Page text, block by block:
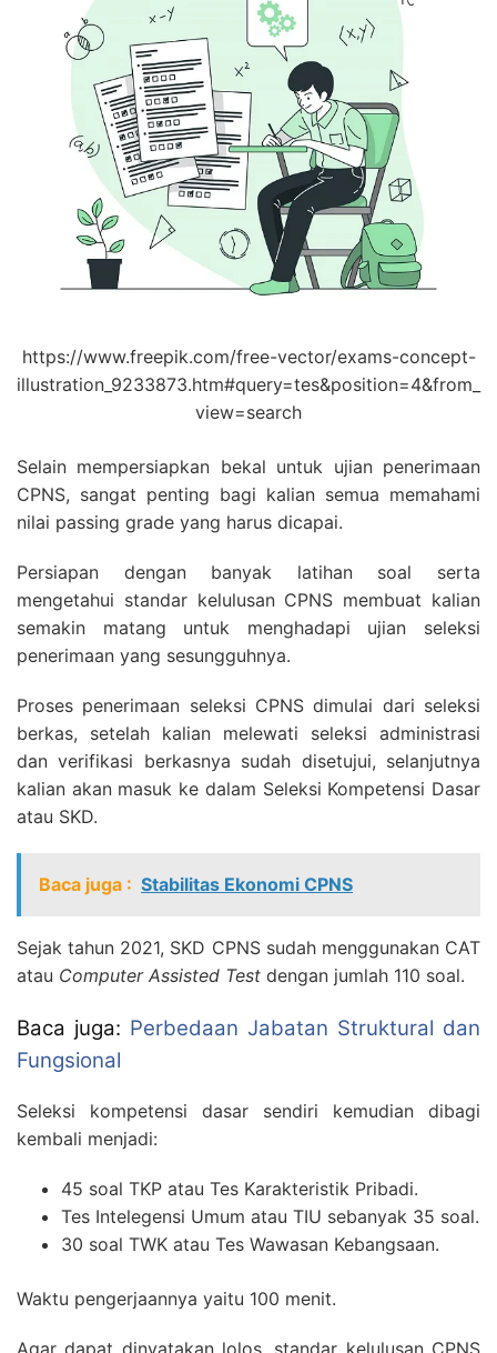
https://www.freepik.com/free-vector/exams-concept-
illustration_9233873.htm#query=tes&position=4&from_
view=search
Selain mempersiapkan bekal untuk ujian penerimaan
CPNS, sangat penting bagi kalian semua memahami
nilai passing grade yang harus dicapai.
Persiapan dengan banyak latihan soal serta
mengetahui standar kelulusan CPNS membuat kalian
semakin matang untuk menghadapi ujian seleksi
penerimaan yang sesungguhnya.
Proses penerimaan seleksi CPNS dimulai dari seleksi
berkas, setelah kalian melewati seleksi administrasi
dan verifikasi berkasnya sudah disetujui, selanjutnya
kalian akan masuk ke dalam Seleksi Kompetensi Dasar
atau SKD.
Baca juga : Stabilitas Ekonomi CPNS
Sejak tahun 2021, SKD CPNS sudah menggunakan CAT
atau Computer Assisted Test dengan jumlah 110 soal.
Baca juga: Perbedaan Jabatan Struktural dan
Fungsional
Seleksi kompetensi dasar sendiri kemudian dibagi
kembali menjadi:
45 soal TKP atau Tes Karakteristik Pribadi.
Tes Intelegensi Umum atau TIU sebanyak 35 soal.
30 soal TWK atau Tes Wawasan Kebangsaan.
Waktu pengerjaannya yaitu 100 menit.
Agar dapat dinyatakan lolos, standar kelulusan CPNS